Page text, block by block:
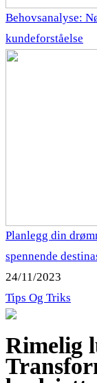
Behovsanalyse:
kundeforståelse
Planlegg din
spennende
24/11/2023
Tips Og Triks
Rimelig